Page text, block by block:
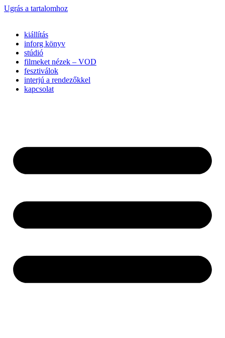
Ugrás a tartalomhoz
kiállítás
inforg könyv
stúdió
filmeket nézek – VOD
fesztiválok
interjú a rendezőkkel
kapcsolat